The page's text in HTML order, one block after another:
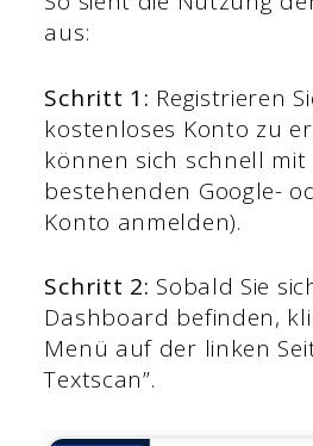
aus:
Schritt 1: Registrieren
kostenloses Konto zu
können sich schnell mit
bestehenden Google-
Konto anmelden).
Schritt 2: Sobald Sie
Dashboard befinden,
Menü auf der linken
Textscan”.